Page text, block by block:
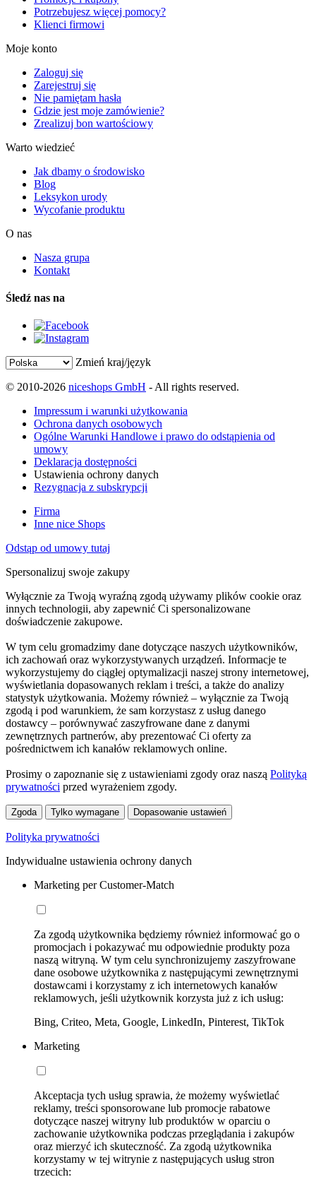
Potrzebujesz więcej pomocy?
Klienci firmowi
Moje konto
Zaloguj się
Zarejestruj się
Nie pamiętam hasła
Gdzie jest moje zamówienie?
Zrealizuj bon wartościowy
Warto wiedzieć
Jak dbamy o środowisko
Blog
Leksykon urody
Wycofanie produktu
O nas
Nasza grupa
Kontakt
Śledź nas na
Zmień kraj/język
© 2010-2026 niceshops GmbH - All rights reserved.
Impressum i warunki użytkowania
Ochrona danych osobowych
Ogólne Warunki Handlowe i prawo do odstąpienia od
umowy
Deklaracja dostępności
Ustawienia ochrony danych
Rezygnacja z subskrypcji
Firma
Inne nice Shops
Odstąp od umowy tutaj
Spersonalizuj swoje zakupy
Wyłącznie za Twoją wyraźną zgodą używamy plików cookie oraz
innych technologii, aby zapewnić Ci spersonalizowane
doświadczenie zakupowe.
W tym celu gromadzimy dane dotyczące naszych użytkowników,
ich zachowań oraz wykorzystywanych urządzeń. Informacje te
wykorzystujemy do ciągłej optymalizacji naszej strony internetowej,
wyświetlania dopasowanych reklam i treści, a także do analizy
statystyk użytkowania. Możemy również – wyłącznie za Twoją
zgodą i pod warunkiem, że sam korzystasz z usług danego
dostawcy – porównywać zaszyfrowane dane z danymi
zewnętrznych partnerów, aby prezentować Ci oferty za
pośrednictwem ich kanałów reklamowych online.
Prosimy o zapoznanie się z ustawieniami zgody oraz naszą Polityką
prywatności przed wyrażeniem zgody.
Zgoda Tylko wymagane Dopasowanie ustawień
Polityka prywatności
Indywidualne ustawienia ochrony danych
Marketing per Customer-Match
Za zgodą użytkownika będziemy również informować go o
promocjach i pokazywać mu odpowiednie produkty poza
naszą witryną. W tym celu synchronizujemy zaszyfrowane
dane osobowe użytkownika z następującymi zewnętrznymi
dostawcami i korzystamy z ich internetowych kanałów
reklamowych, jeśli użytkownik korzysta już z ich usług:
Bing, Criteo, Meta, Google, LinkedIn, Pinterest, TikTok
Marketing
Akceptacja tych usług sprawia, że możemy wyświetlać
reklamy, treści sponsorowane lub promocje rabatowe
dotyczące naszej witryny lub produktów w oparciu o
zachowanie użytkownika podczas przeglądania i zakupów
oraz mierzyć ich skuteczność. Za zgodą użytkownika
korzystamy w tej witrynie z następujących usług stron
trzecich: